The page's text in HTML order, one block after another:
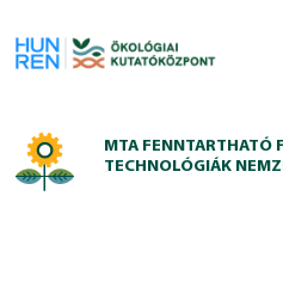
MTA FENNTARTHATÓ
TECHNOLÓGIÁK